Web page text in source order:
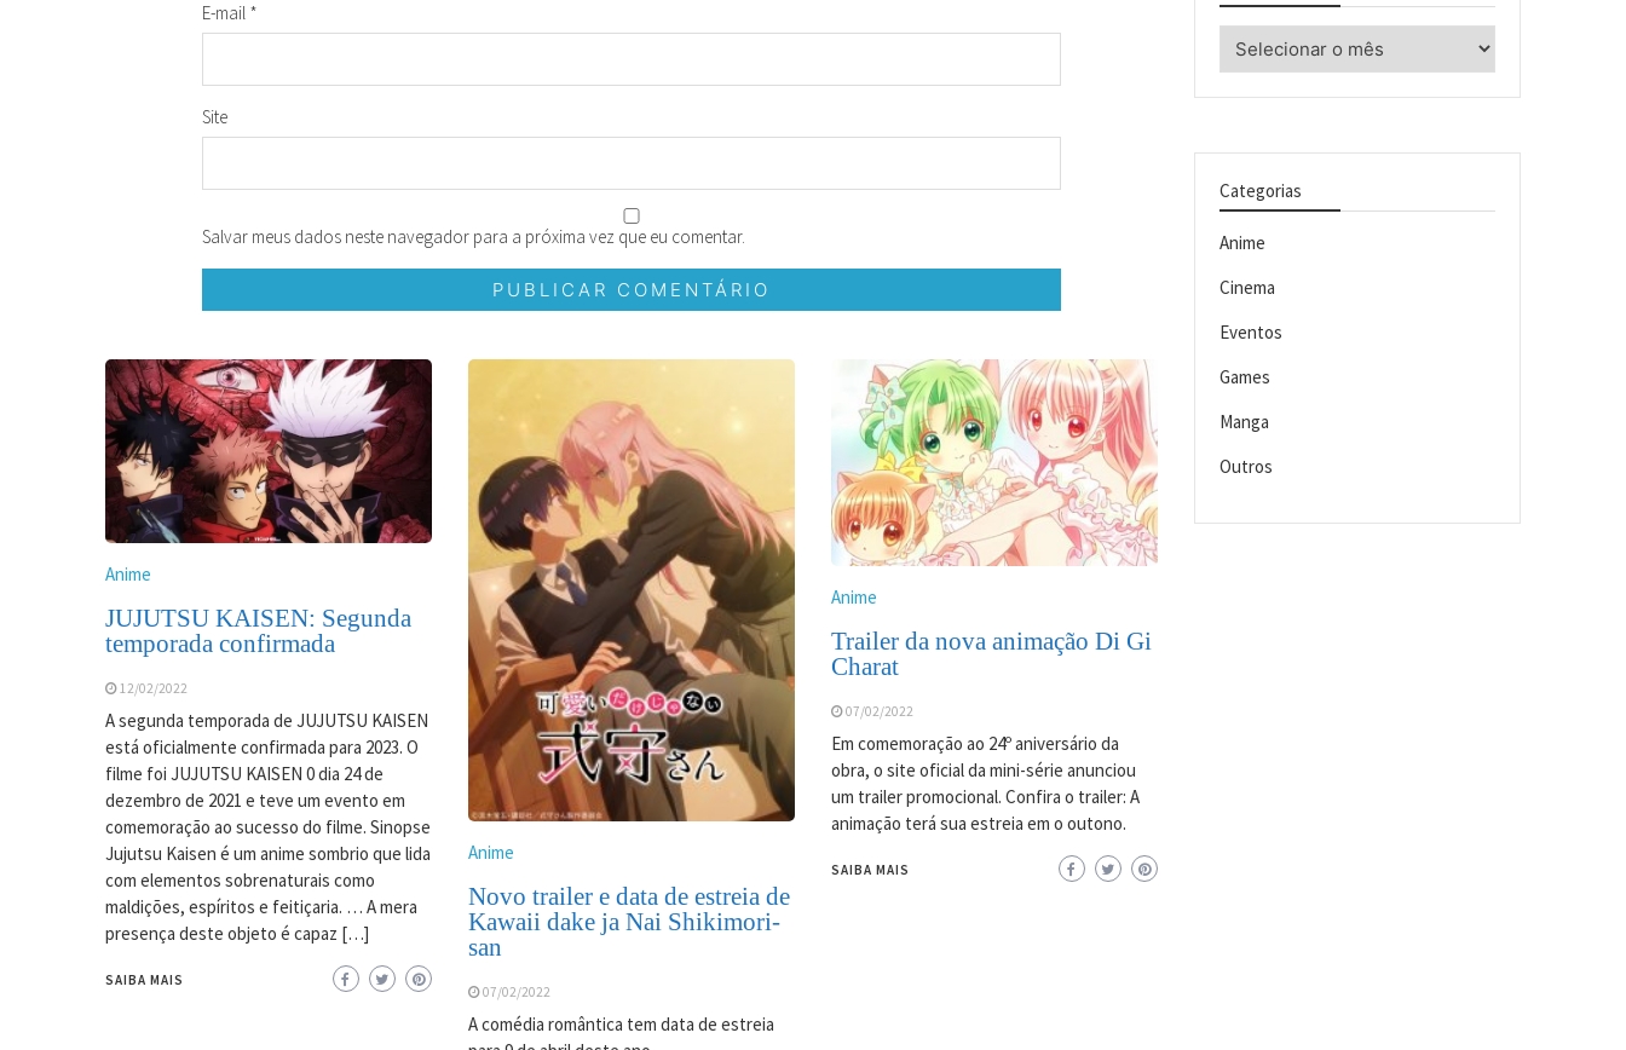
E-mail *
Site
Salvar meus dados neste navegador para a próxima vez que eu comentar.
Anime
JUJUTSU KAISEN: Segunda
temporada confirmada
12/02/2022
A segunda temporada de JUJUTSU KAISEN
está oficialmente confirmada para 2023. O
filme foi JUJUTSU KAISEN 0 dia 24 de
dezembro de 2021 e teve um evento em
comemoração ao sucesso do filme. Sinopse
Jujutsu Kaisen é um anime sombrio que lida
com elementos sobrenaturais como
maldições, espíritos e feitiçaria. … A mera
presença deste objeto é capaz […]
SAIBA MAIS
Anime
Novo trailer e data de estreia de
Kawaii dake ja Nai Shikimori-
san
07/02/2022
A comédia romântica tem data de estreia
Anime
Trailer da nova animação Di Gi
Charat
07/02/2022
Em comemoração ao 24º aniversário da
obra, o site oficial da mini-série anunciou
um trailer promocional. Confira o trailer: A
animação terá sua estreia em o outono.
SAIBA MAIS
Arquivos
Categorias
Anime
Cinema
Eventos
Games
Manga
Outros